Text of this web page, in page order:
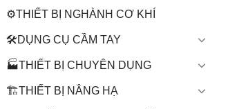
⚙️THIẾT BỊ NGHÀNH CƠ KHÍ
🛠️DỤNG CỤ CẦM TAY
🏭THIẾT BỊ CHUYÊN DỤNG
🏗️THIẾT BỊ NÂNG HẠ